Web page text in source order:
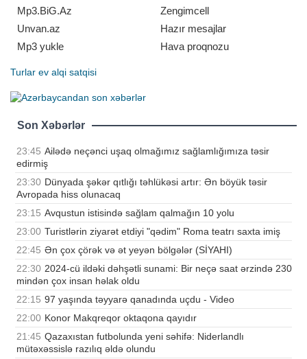
Mp3.BiG.Az
Zengimcell
Unvan.az
Hazır mesajlar
Mp3 yukle
Hava proqnozu
Turlar ev alqi satqisi
Son Xəbərlər
23:45 Ailədə neçənci uşaq olmağımız sağlamlığımıza təsir
edirmiş
23:30 Dünyada şəkər qıtlığı təhlükəsi artır: Ən böyük təsir
Avropada hiss olunacaq
23:15 Avqustun istisində sağlam qalmağın 10 yolu
23:00 Turistlərin ziyarət etdiyi "qədim" Roma teatrı saxta imiş
22:45 Ən çox çörək və ət yeyən bölgələr (SİYAHI)
22:30 2024-cü ildəki dəhşətli sunami: Bir neçə saat ərzində 230
mindən çox insan həlak oldu
22:15 97 yaşında təyyarə qanadında uçdu - Video
22:00 Konor Makqreqor oktaqona qayıdır
21:45 Qazaxıstan futbolunda yeni səhifə: Niderlandlı
mütəxəssislə razılıq əldə olundu